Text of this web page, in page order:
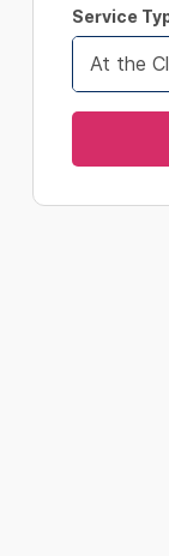
the
question
mark
Service
At the